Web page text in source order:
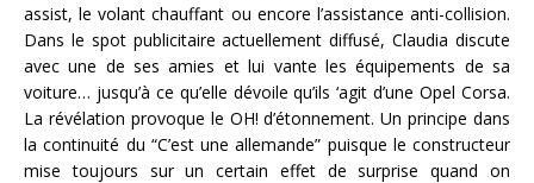
assist, le volant chauffant ou encore l’assistance anti-collision.
Dans le spot publicitaire actuellement diffusé, Claudia discute
avec une de ses amies et lui vante les équipements de sa
voiture… jusqu’à ce qu’elle dévoile qu’ils ‘agit d’une Opel Corsa.
La révélation provoque le OH! d’étonnement. Un principe dans
la continuité du “C’est une allemande” puisque le constructeur
mise toujours sur un certain effet de surprise quand on